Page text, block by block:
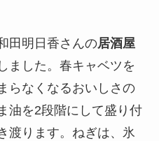
田明日香さんの居酒屋
ました。春キャベツを
らなくなるおいしさの
油を2段階にして盛り付
渡ります。ねぎは、氷